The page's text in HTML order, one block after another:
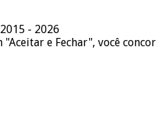
- 2026
e Fechar", você